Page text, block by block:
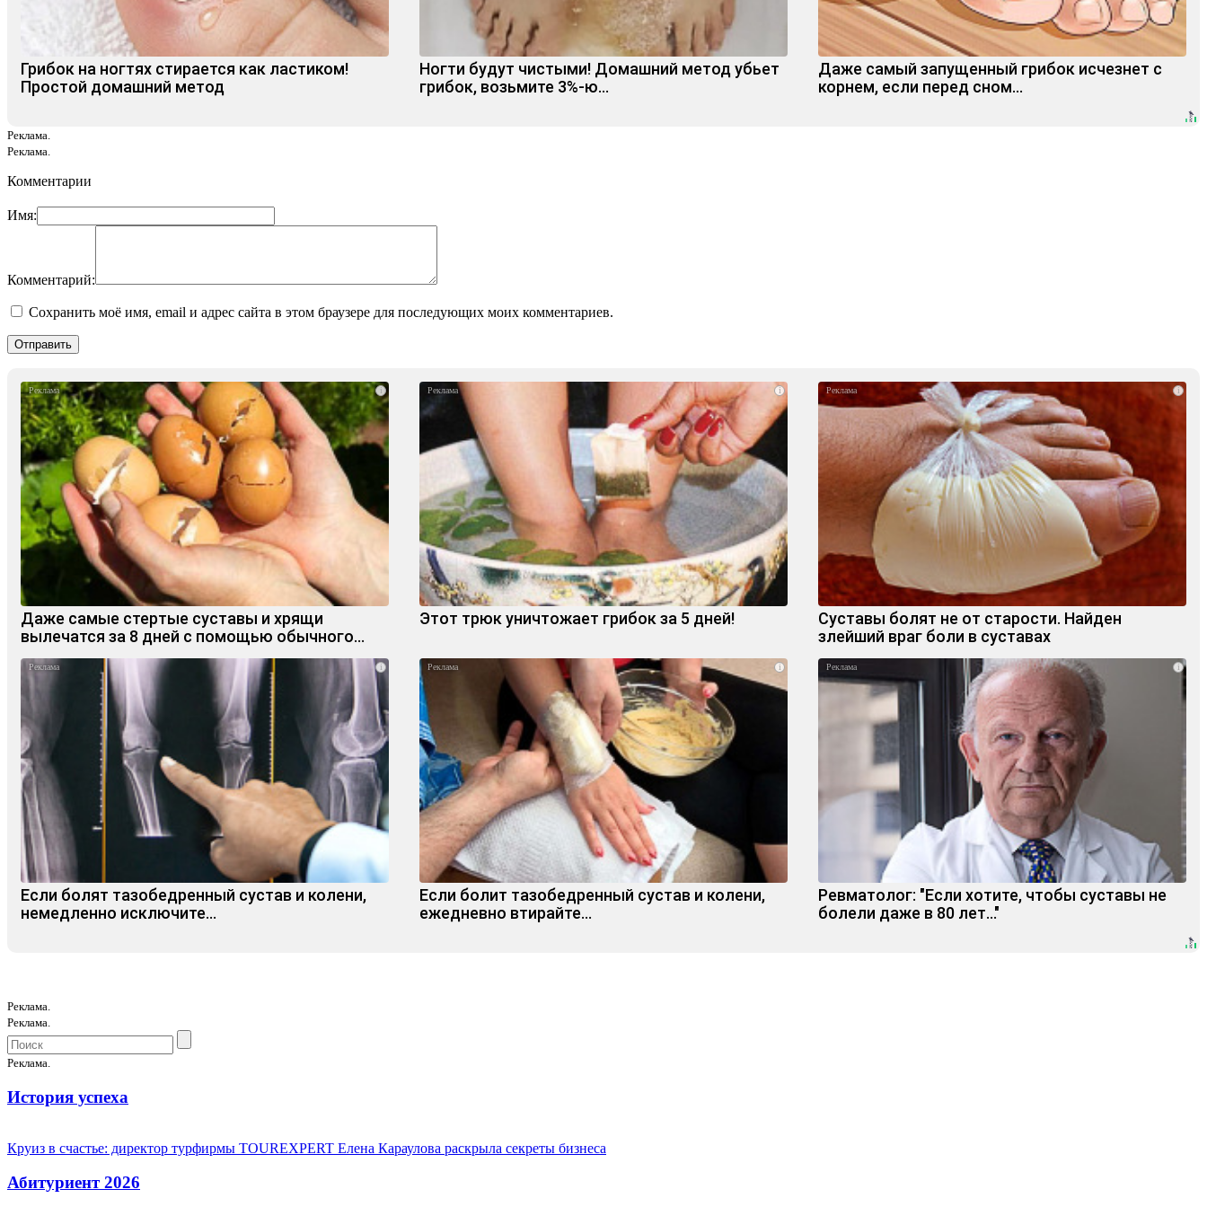
Грибок на ногтях стирается как ластиком!
Простой домашний метод
Ногти будут чистыми! Домашний метод убьет
грибок, возьмите 3%-ю…
Даже самый запущенный грибок исчезнет с
корнем, если перед сном…
Реклама.
Реклама.
Комментарии
Имя:
Комментарий:
Сохранить моё имя, email и адрес сайта в этом браузере для последующих моих комментариев.
i
Даже самые стертые суставы и хрящи
вылечатся за 8 дней с помощью обычного…
i
Этот трюк уничтожает грибок за 5 дней!
i
Суставы болят не от старости. Найден
злейший враг боли в суставах
i
Если болят тазобедренный сустав и колени,
немедленно исключите...
i
Если болит тазобедренный сустав и колени,
ежедневно втирайте...
i
Ревматолог: "Если хотите, чтобы суставы не
болели даже в 80 лет..."
Реклама.
Реклама.
Реклама.
История успеха
Круиз в счастье: директор турфирмы TOUREXPERT Елена Караулова раскрыла секреты бизнеса
Абитуриент 2026